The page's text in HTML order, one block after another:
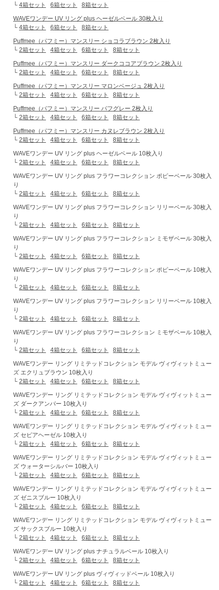
└ 4箱セット 6箱セット
8箱セット
WAVEワンデー UV リング plus ヘーゼルベール 30枚入り
└ 4箱セット 6箱セット
8箱セット
Puffmee（パフミー）マンスリー ショコラブラウン 2枚入り
└ 2箱セット 4箱セット 6箱セット
8箱セット
Puffmee（パフミー）マンスリー ダークココアブラウン 2枚入り
└ 2箱セット 4箱セット 6箱セット
8箱セット
Puffmee（パフミー）マンスリー マロンベージュ 2枚入り
└ 2箱セット 4箱セット 6箱セット
8箱セット
Puffmee（パフミー）マンスリー パフグレー 2枚入り
└ 2箱セット 4箱セット 6箱セット
8箱セット
Puffmee（パフミー）マンスリー カヌレブラウン 2枚入り
└ 2箱セット 4箱セット 6箱セット
8箱セット
WAVEワンデー UV リング plus ヘーゼルベール 10枚入り
└ 2箱セット 4箱セット 6箱セット
8箱セット
WAVEワンデー UV リング plus フラワーコレクション ポピーベール 30枚入
り
└ 2箱セット 4箱セット 6箱セット
8箱セット
WAVEワンデー UV リング plus フラワーコレクション リリーベール 30枚入
り
└ 2箱セット 4箱セット 6箱セット
8箱セット
WAVEワンデー UV リング plus フラワーコレクション ミモザベール 30枚入
り
└ 2箱セット 4箱セット 6箱セット
8箱セット
WAVEワンデー UV リング plus フラワーコレクション ポピーベール 10枚入
り
└ 2箱セット 4箱セット 6箱セット
8箱セット
WAVEワンデー UV リング plus フラワーコレクション リリーベール 10枚入
り
└ 2箱セット 4箱セット 6箱セット
8箱セット
WAVEワンデー UV リング plus フラワーコレクション ミモザベール 10枚入
り
└ 2箱セット 4箱セット 6箱セット
8箱セット
WAVEワンデー リング リミテッドコレクション モデル ヴィヴィットミュー
ズ エクリュブラウン 10枚入り
└ 2箱セット 4箱セット 6箱セット
8箱セット
WAVEワンデー リング リミテッドコレクション モデル ヴィヴィットミュー
ズ ダークアンバー 10枚入り
└ 2箱セット 4箱セット 6箱セット
8箱セット
WAVEワンデー リング リミテッドコレクション モデル ヴィヴィットミュー
ズ セピアヘーゼル 10枚入り
└ 2箱セット 4箱セット 6箱セット
8箱セット
WAVEワンデー リング リミテッドコレクション モデル ヴィヴィットミュー
ズ ウォーターシルバー 10枚入り
└ 2箱セット 4箱セット 6箱セット
8箱セット
WAVEワンデー リング リミテッドコレクション モデル ヴィヴィットミュー
ズ ゼニスブルー 10枚入り
└ 2箱セット 4箱セット 6箱セット
8箱セット
WAVEワンデー リング リミテッドコレクション モデル ヴィヴィットミュー
ズ サックスブルー 10枚入り
└ 2箱セット 4箱セット 6箱セット
8箱セット
WAVEワンデー UV リング plus ナチュラルベール 10枚入り
└ 2箱セット 4箱セット 6箱セット
8箱セット
WAVEワンデー UV リング plus ヴィヴィッドベール 10枚入り
└ 2箱セット 4箱セット 6箱セット 8箱セット